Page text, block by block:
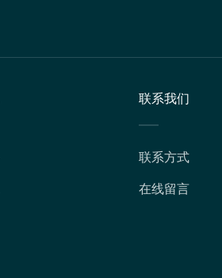
联系我们
联系方式
在线留言